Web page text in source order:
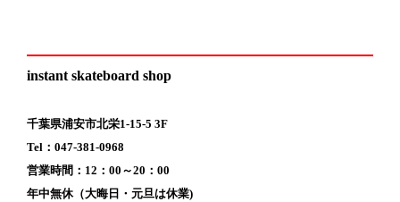
instant skateboard shop
千葉県浦安市北栄1-15-5 3F
Tel：047-381-0968
営業時間：12：00～20：00
年中無休（大晦日・元旦は休業)